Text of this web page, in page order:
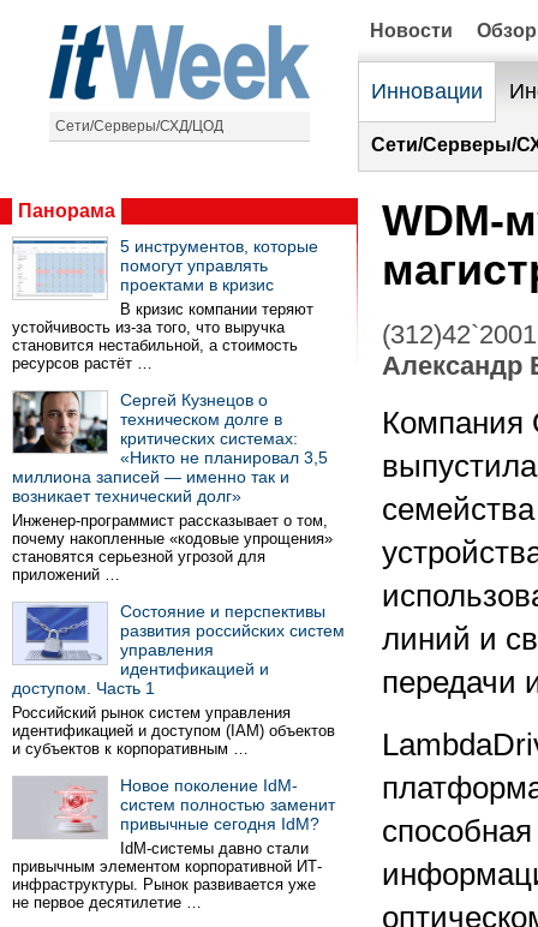
Сети/Серверы/СХД/ЦОД
Новости
Инновации
Сети/Серверы/
Панорама
5 инструментов, которые
помогут управлять
проектами в кризис
В кризис компании теряют
устойчивость из-за того, что выручка
становится нестабильной, а стоимость
ресурсов растёт …
Сергей Кузнецов о
техническом долге в
критических системах:
«Никто не планировал 3,5
миллиона записей — именно так и
возникает технический долг»
Инженер-программист рассказывает о том,
почему накопленные «кодовые упрощения»
становятся серьезной угрозой для
приложений …
Состояние и перспективы
развития российских систем
управления
идентификацией и
доступом. Часть 1
Российский рынок систем управления
идентификацией и доступом (IAM) объектов
и субъектов к корпоративным …
Новое поколение IdM-
систем полностью заменит
привычные сегодня IdM?
IdM-системы давно стали
привычным элементом корпоративной ИТ-
инфраструктуры. Рынок развивается уже
не первое десятилетие …
WDM-
(312)42`2001
Александр
Компания
линий и
передачи